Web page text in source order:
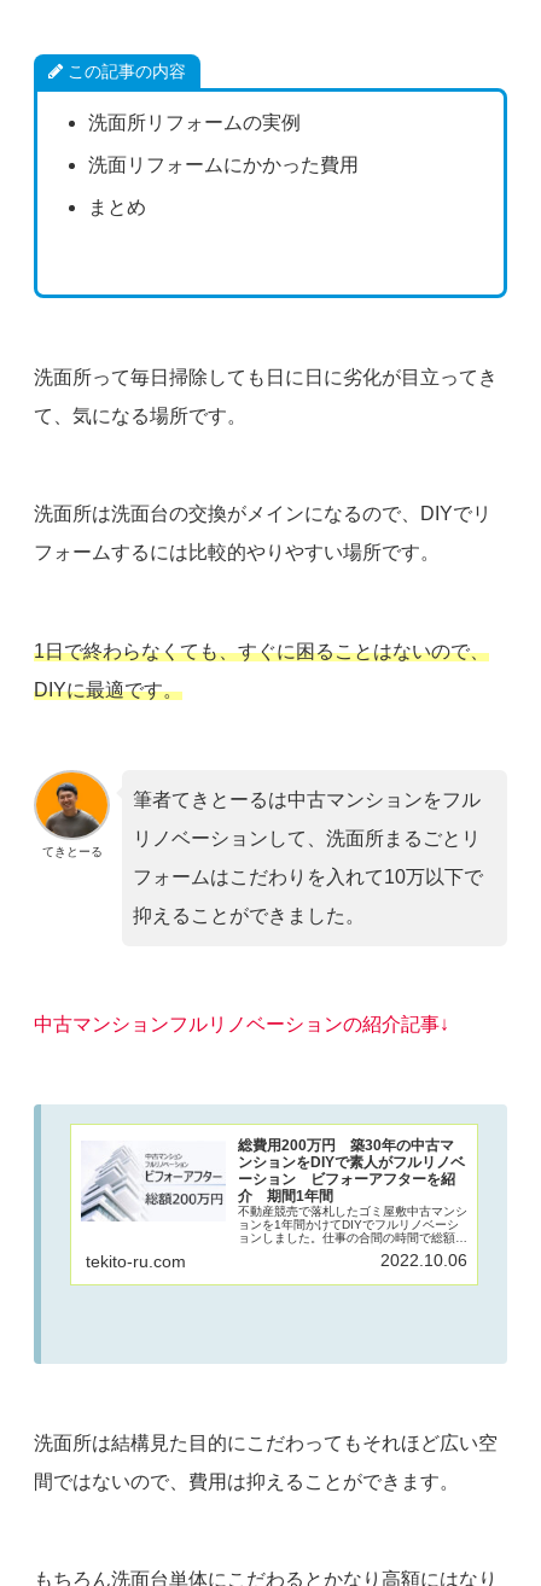
この記事の内容
洗面所リフォームの実例
洗面リフォームにかかった費用
まとめ
洗面所って毎日掃除しても日に日に劣化が目立ってき
て、気になる場所です。
洗面所は洗面台の交換がメインになるので、DIYでリ
フォームするには比較的やりやすい場所です。
1日で終わらなくても、すぐに困ることはないので、
DIYに最適です。
てきとーる
筆者てきとーるは中古マンションをフル
リノベーションして、洗面所まるごとリ
フォームはこだわりを入れて10万以下で
抑えることができました。
中古マンションフルリノベーションの紹介記事↓
総費用200万円 築30年の中古マ
ンションをDIYで素人がフルリノベ
ーション ビフォーアフターを紹
介 期間1年間
不動産競売で落札したゴミ屋敷中古マンシ
ョンを1年間かけてDIYでフルリノベーシ
ョンしました。仕事の合間の時間で総額
を紹介します。自分のやりたいことを色々
tekito-ru.com 2022.10.06
洗面所は結構見た目的にこだわってもそれほど広い空
間ではないので、費用は抑えることができます。
もちろん洗面台単体にこだわるとかなり高額にはなり